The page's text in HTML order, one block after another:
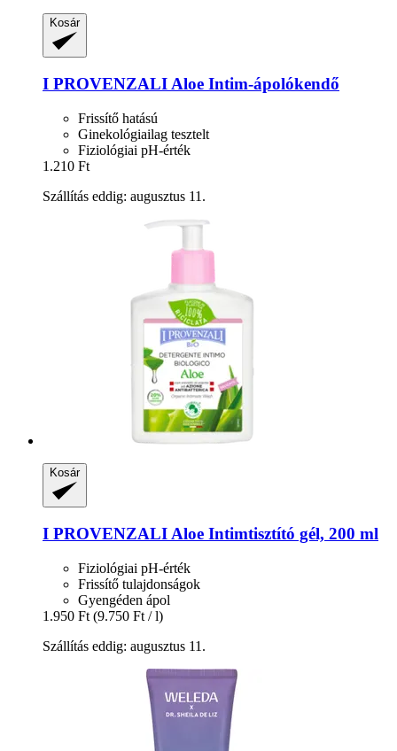
Kosár
I PROVENZALI Aloe Intim-​ápolókendő
Frissítő hatású
Ginekológiailag tesztelt
Fiziológiai pH-érték
1.210 Ft
Szállítás eddig: augusztus 11.
Kosár
I PROVENZALI Aloe Intimtisztító gél, 200 ml
Fiziológiai pH-érték
Frissítő tulajdonságok
Gyengéden ápol
1.950 Ft (9.750 Ft / l)
Szállítás eddig: augusztus 11.